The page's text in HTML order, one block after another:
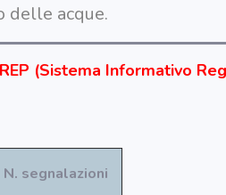
delle acque.
(Sistema Informativo
N. segnalazioni